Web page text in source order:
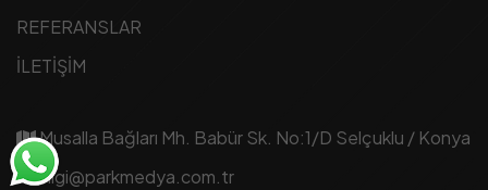
REFERANSLAR
İLETİŞİM
Musalla Bağları Mh. Babür Sk. No:1/D Selçuklu / Konya
bilgi@parkmedya.com.tr